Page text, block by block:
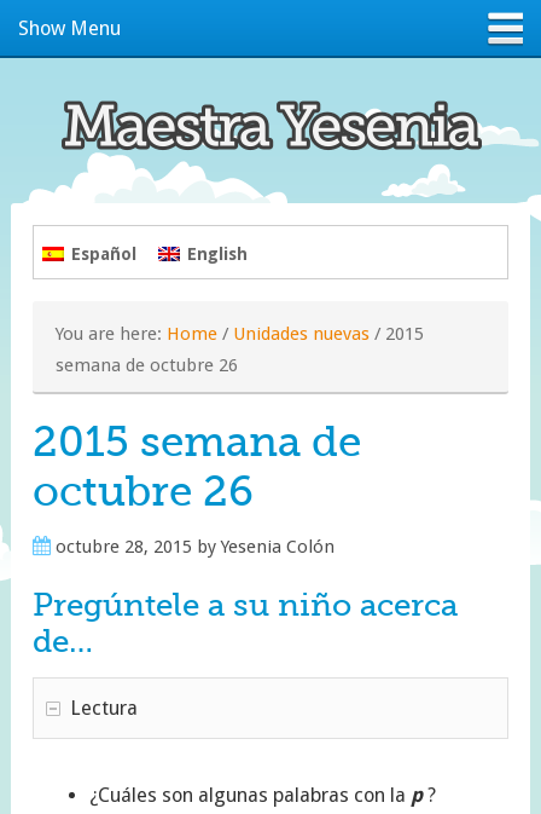
Show Menu
Español English
You are here: Home/ Unidades nuevas/ 2015
semana de octubre 26
2015 semana de
octubre 26
octubre 28, 2015 byYesenia Colón
Pregúntele a su niño acerca
de…
Lectura
¿Cuáles son algunas palabras con la p?